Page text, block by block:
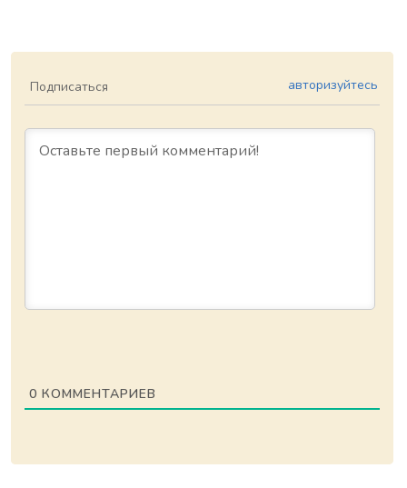
Подписаться авторизуйтесь
0 КОММЕНТАРИЕВ